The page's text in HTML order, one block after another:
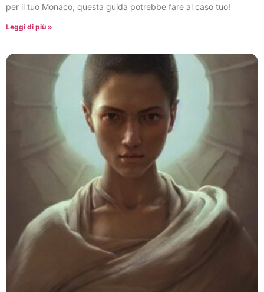
per il tuo Monaco, questa guida potrebbe fare al caso tuo!
Leggi di più »